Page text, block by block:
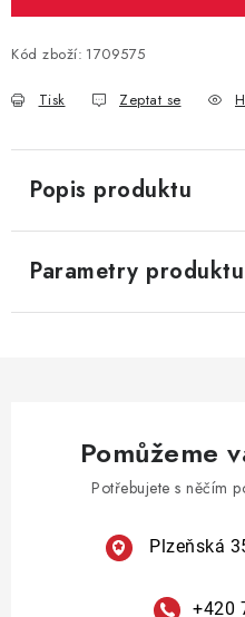
Podmínky ochrany osobních
Kód zboží: 1709575
Tisk Zeptat se
Popis produktu
Parametry produktu
Pomůžeme
Potřebujete s něčím
Plzeňská
+420